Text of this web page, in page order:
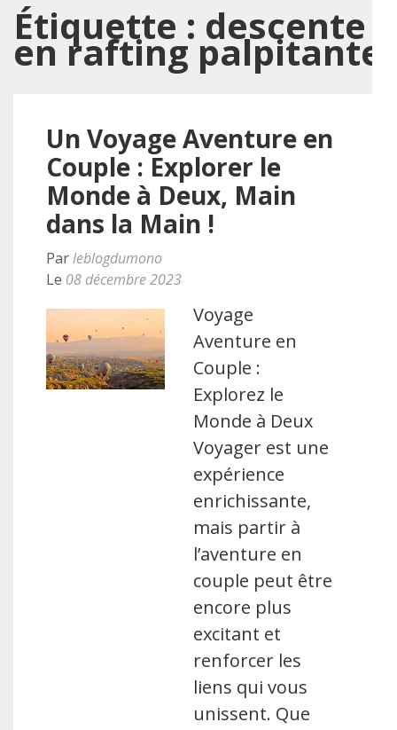
Étiquette : descente
en rafting palpitante
Un Voyage Aventure en
Couple : Explorer le
Monde à Deux, Main
dans la Main !
Parleblogdumono
Le 08 décembre 2023
Voyage
Aventure en
Couple :
Explorez le
Monde à Deux
Voyager est une
expérience
enrichissante,
mais partir à
l’aventure en
couple peut être
encore plus
excitant et
renforcer les
liens qui vous
unissent. Que